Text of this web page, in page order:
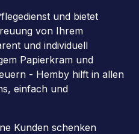
und bietet
von Ihrem
und individuell
Papierkram und
- Hemby hilft in allen
einfach und
Kunden schenken